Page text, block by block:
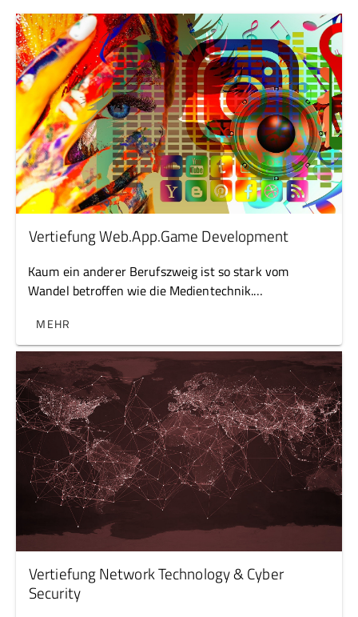
Vertiefung Web.App.Game Development
Kaum ein anderer Berufszweig ist so stark vom
Wandel betroffen wie die Medientechnik.
potenzialorientierten Umgang mit Technologie. Das
macht den Ausbildungsschwerpunkt äußerst
dynamisch und vielseitig.
MEHR
Vertiefung Network Technology & Cyber
Security